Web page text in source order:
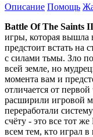
Описание Помощь
Battle Of The Saints II
игры, которая вышла
предстоит встать на
с силами тьмы. Зло
всей земле, но
момента вам и
отличается от
расширили игровой
переработали
счёту - это все тот
всем тем, кто играл в